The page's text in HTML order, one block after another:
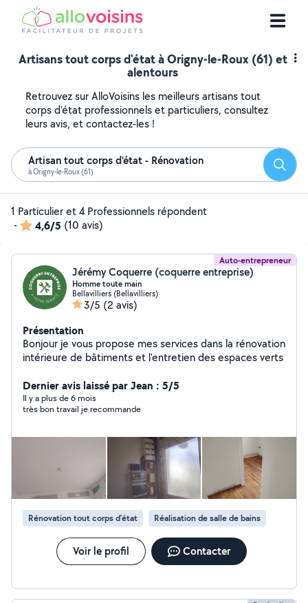
Artisans tout corps d'état à Origny-le-Roux (61) et
alentours
Retrouvez sur AlloVoisins les meilleurs artisans tout
corps d'état professionnels et particuliers, consultez
leurs avis, et contactez-les !
Artisan tout corps d'état - Rénovation
à Origny-le-Roux (61)
1 Particulier et 4 Professionnels répondent
-
4,6/5 (10 avis)
Auto-entrepreneur
Jérémy Coquerre (coquerre entreprise)
Homme toute main
Bellavilliers (Bellavilliers)
3/5 (2 avis)
Présentation
Bonjour je vous propose mes services dans la rénovation
intérieure de bâtiments et l'entretien des espaces verts
Dernier avis laissé par Jean : 5/5
Il y a plus de 6 mois
très bon travail je recommande
Rénovation tout corps d’état Réalisation de salle de bains
Voir le profil Contacter